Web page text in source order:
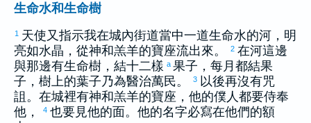
生命水和生命樹
1 天使又指示我在城內街道當中一道生命水的河，明
亮如水晶，從神和羔羊的寶座流出來。
2 在河這邊
與那邊有生命樹，結十二樣 a 果子，每月都結果
子，樹上的葉子乃為醫治萬民。
3 以後再沒有咒
詛。在城裡有神和羔羊的寶座，他的僕人都要侍奉
他，
4 也要見他的面。他的名字必寫在他們的額